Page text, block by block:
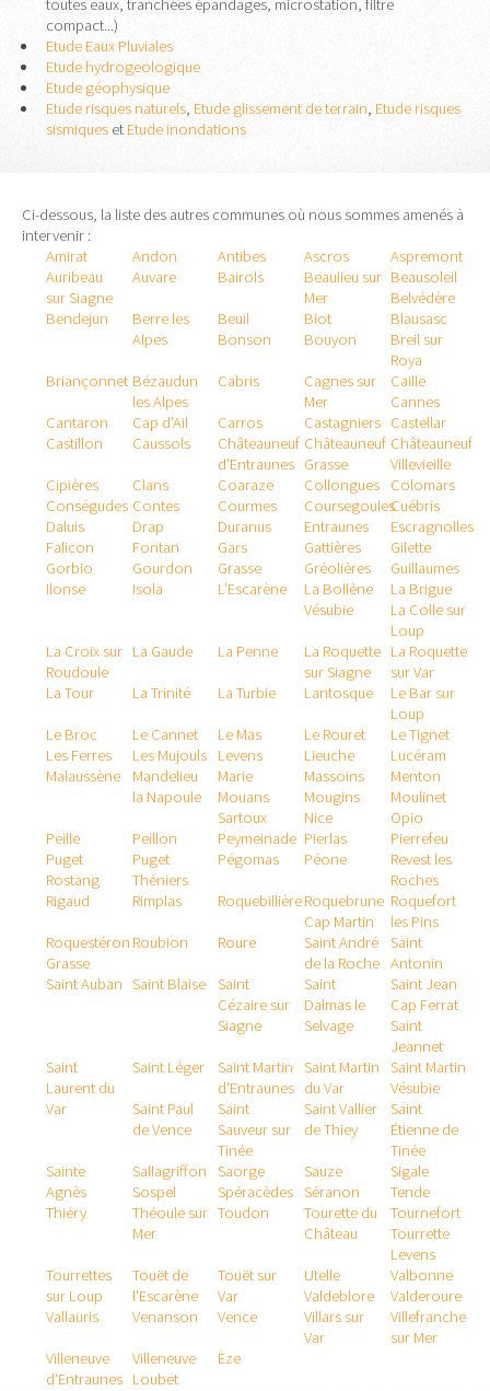
toutes eaux, tranchées épandages, microstation, filtre
compact...)
Etude Eaux Pluviales
Etude hydrogeologique
Etude géophysique
Etude risques naturels, Etude glissement de terrain, Etude risques
sismiqueset Etude inondations
Ci-dessous, la liste des autres communes où nous sommes amenés à
intervenir :
Amirat
Andon Antibes Ascros
Aspremont
Auribeau
sur Siagne
Auvare Bairols
Beaulieu sur
Mer
Beausoleil
Belvédère
Bendejun
Berre les
Alpes
Beuil Biot
Blausasc
Bonson
Bouyon
Breil sur
Roya
Briançonnet Bézaudun
les Alpes
Cabris
Cagnes sur
Mer
Caille
Cannes
Cantaron
Cap d'Ail Carros Castagniers Castellar
Castillon
Caussols
Châteauneuf
d'Entraunes
Châteauneuf
Grasse
Châteauneuf
Villevieille
Cipières
Clans Coaraze Collongues
Colomars
Conségudes Contes Courmes CoursegoulesCuébris
Daluis
Drap Duranus Entraunes
Escragnolles
Falicon
Fontan Gars Gattières
Gilette
Gorbio
Gourdon Grasse Gréolières
Guillaumes
Ilonse
Isola L'Escarène
La Bollène
Vésubie
La Brigue
La Colle sur
Loup
La Croix sur
Roudoule
La Gaude La Penne
La Roquette
sur Siagne
La Roquette
sur Var
La Tour
La Trinité La Turbie Lantosque
Le Bar sur
Loup
Le Broc
Le Cannet Le Mas Le Rouret
Le Tignet
Les Ferres
Les Mujouls Levens Lieuche
Lucéram
Malaussène
Mandelieu
la Napoule
Marie Massoins
Menton
Mouans
Sartoux
Mougins
Moulinet
Nice
Opio
Peille
Peillon Peymeinade Pierlas
Pierrefeu
Puget
Rostang
Puget
Théniers
Pégomas Péone
Revest les
Roches
Rigaud
Rimplas RoquebillièreRoquebrune
Cap Martin
Roquefort
les Pins
Roquestéron
Grasse
Roubion Roure
Saint André
de la Roche
Saint
Antonin
Saint Auban Saint Blaise
Saint
Cézaire sur
Siagne
Saint
Dalmas le
Selvage
Saint Jean
Cap Ferrat
Saint
Jeannet
Saint
Laurent du
Var
Saint Léger
Saint Martin
d'Entraunes
Saint Martin
du Var
Saint Martin
Vésubie
Saint Paul
de Vence
Saint
Sauveur sur
Tinée
Saint Vallier
de Thiey
Saint
Étienne de
Tinée
Sainte
Agnès
Sallagriffon Saorge Sauze
Sigale
Sospel
Spéracèdes Séranon
Tende
Thiéry
Théoule sur
Mer
Toudon
Tourette du
Château
Tournefort
Tourrette
Levens
Tourrettes
sur Loup
Touët de
l'Escarène
Touët sur
Var
Utelle
Valbonne
Valdeblore
Valderoure
Vallauris
Venanson Vence
Villars sur
Var
Villefranche
sur Mer
Villeneuve
d'Entraunes
Villeneuve
Loubet
Èze